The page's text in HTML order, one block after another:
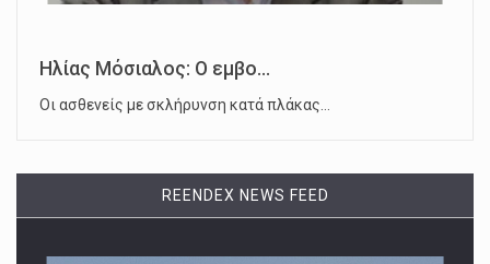
Ηλίας Μόσιαλος: Ο εμβο...
Οι ασθενείς με σκλήρυνση κατά πλάκας…
REENDEX NEWS FEED